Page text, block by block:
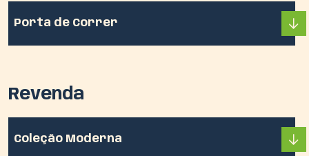
Porta de Correr
Revenda
Coleção Moderna